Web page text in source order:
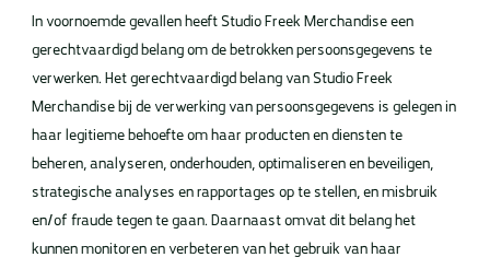
In voornoemde gevallen heeft Studio Freek Merchandise een
gerechtvaardigd belang om de betrokken persoonsgegevens te
verwerken. Het gerechtvaardigd belang van Studio Freek
Merchandise bij de verwerking van persoonsgegevens is gelegen in
haar legitieme behoefte om haar producten en diensten te
beheren, analyseren, onderhouden, optimaliseren en beveiligen,
strategische analyses en rapportages op te stellen, en misbruik
en/of fraude tegen te gaan. Daarnaast omvat dit belang het
kunnen monitoren en verbeteren van het gebruik van haar